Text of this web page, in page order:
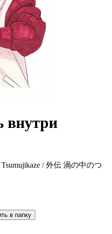
внутри
/ 外伝 渦の中のつ
в папку